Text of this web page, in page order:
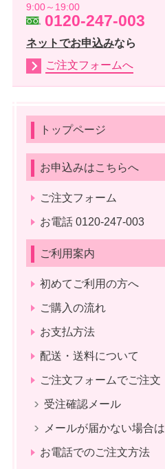
9:00～19:00
0120-247-003
ネットでお申込みなら
ご注文フォームへ
トップページ
お申込みはこちらへ
ご注文フォーム
お電話 0120-247-003
ご利用案内
初めてご利用の方へ
ご購入の流れ
お支払方法
配送・送料について
ご注文フォームでご注文
受注確認メール
メールが届かない場合は
お電話でのご注文方法